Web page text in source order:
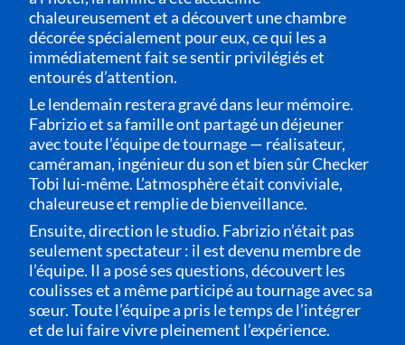
chaleureusement et a découvert une chambre
décorée spécialement pour eux, ce qui les a
immédiatement fait se sentir privilégiés et
entourés d’attention.
Le lendemain restera gravé dans leur mémoire.
Fabrizio et sa famille ont partagé un déjeuner
avec toute l’équipe de tournage — réalisateur,
caméraman, ingénieur du son et bien sûr Checker
Tobi lui-même. L’atmosphère était conviviale,
chaleureuse et remplie de bienveillance.
Ensuite, direction le studio. Fabrizio n’était pas
seulement spectateur : il est devenu membre de
l’équipe. Il a posé ses questions, découvert les
coulisses et a même participé au tournage avec sa
sœur. Toute l’équipe a pris le temps de l’intégrer
et de lui faire vivre pleinement l’expérience.